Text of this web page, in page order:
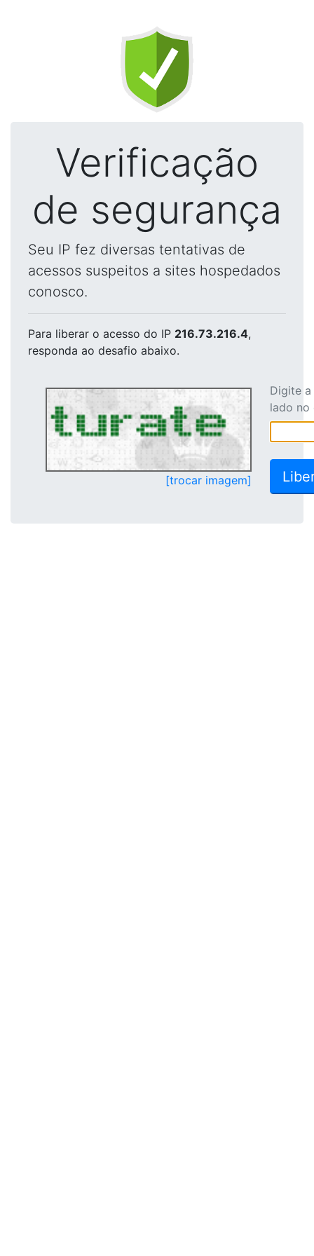
Verificação
de segurança
Seu IP fez diversas tentativas de
acessos suspeitos a sites hospedados
conosco.
Para liberar o acesso do IP 216.73.216.4,
responda ao desafio abaixo.
[trocar imagem]
Digite
lado no